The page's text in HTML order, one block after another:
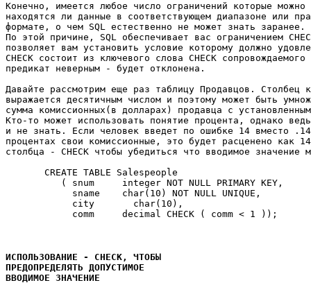
Конечно, имеется любое число ограничений которые
находятся ли данные в соответствующем диапазоне или
формате, о чем SQL естественно не может знать заранее.
По этой причине, SQL обеспечивает вас ограничением
позволяет вам установить условие которому должно
CHECK состоит из ключевого слова CHECK
предикат неверным - будет отклонена.
Давайте рассмотрим еще раз таблицу Продавцов. Столбец
выражается десятичным числом и поэтому может быть
сумма комиссионных(в долларах) продавца с
Кто-то может использовать понятие процента, однако
и не знать. Если человек введет по ошибке 14 вместо
процентах свои комиссионные, это будет расценено как
столбца - CHECK чтобы убедиться что вводимое
       CREATE TABLE Salespeople
          ( snum     integer NOT NULL PRIMARY KEY,
            sname    char(10) NOT NULL UNIQUE,
            city       char(10),
            comm     decimal CHECK ( comm < 1 ));
ИСПОЛЬЗОВАНИЕ - CHECK, ЧТОБЫ
ПРЕДОПРЕДЕЛЯТЬ ДОПУСТИМОЕ
ВВОДИМОЕ ЗНАЧЕНИЕ